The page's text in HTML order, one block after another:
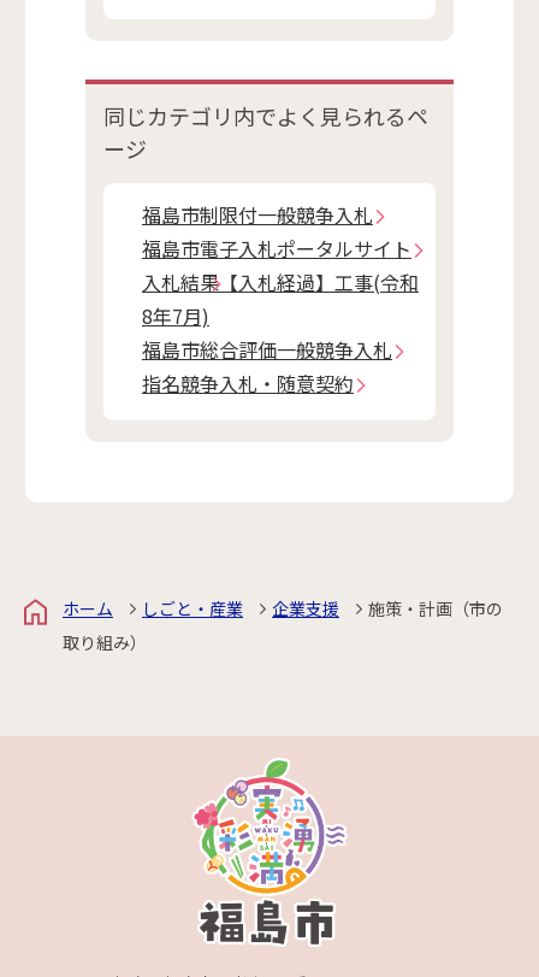
同じカテゴリ内でよく見られるペ
ージ
福島市制限付一般競争入札
福島市電子入札ポータルサイト
入札結果【入札経過】工事(令和
8年7月)
福島市総合評価一般競争入札
指名競争入札・随意契約
ホーム しごと・産業 企業支援
施策・計画（市の
取り組み）